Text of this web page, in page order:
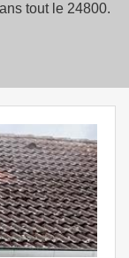
tout le 24800.